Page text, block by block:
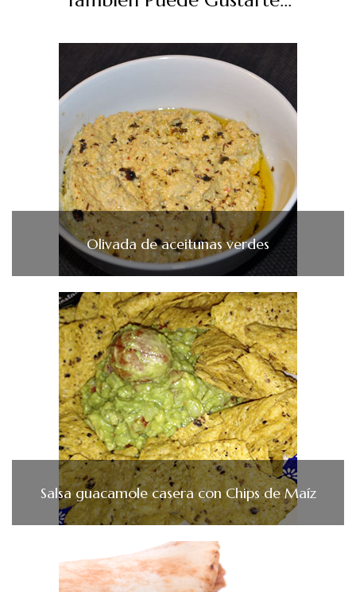
Olivada de aceitunas verdes
Salsa guacamole casera con Chips de Maíz